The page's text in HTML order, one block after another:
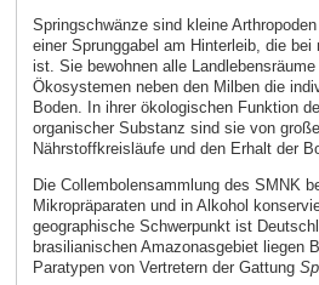
Springschwänze sind kleine
einer Sprunggabel am Hinterleib, die
ist. Sie bewohnen alle
Ökosystemen neben den Milben die
Boden. In ihrer ökologischen Funktion
organischer Substanz sind sie von
Nährstoffkreisläufe und den Erhalt der
Die Collembolensammlung des SMNK
Mikropräparaten und in Alkohol
geographische Schwerpunkt ist
brasilianischen Amazonasgebiet liegen
Paratypen von Vertretern der Gattung